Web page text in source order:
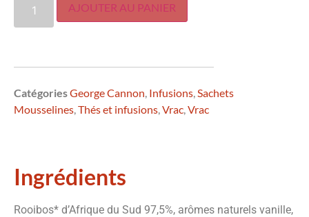
AJOUTER AU PANIER
CatégoriesGeorge Cannon, Infusions,Sachets
Mousselines,Thés et infusions,Vrac,Vrac
Ingrédients
Rooibos* d’Afrique du Sud 97,5%, arômes naturels vanille,